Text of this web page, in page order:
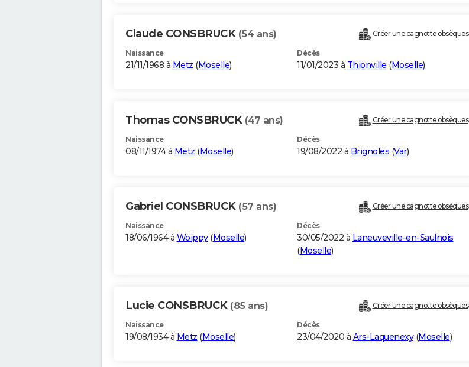
Claude CONSBRUCK (54 ans) Créer une cagnotte obsèques
Naissance
21/11/1968 à Metz (Moselle)
Décès
11/01/2023 à Thionville (Moselle)
Thomas CONSBRUCK (47 ans) Créer une cagnotte obsèques
Naissance
08/11/1974 à Metz (Moselle)
Décès
19/08/2022 à Brignoles (Var)
Gabriel CONSBRUCK (57 ans) Créer une cagnotte obsèques
Naissance
18/06/1964 à Woippy(Moselle)
Décès
30/05/2022 à Laneuveville-en-Saulnois
(Moselle)
Lucie CONSBRUCK (85 ans) Créer une cagnotte obsèques
Naissance
19/08/1934 à Metz (Moselle)
Décès
23/04/2020 à Ars-Laquenexy(Moselle)